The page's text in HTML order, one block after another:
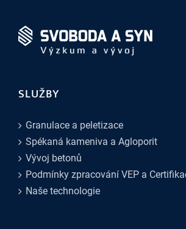
SLUŽBY
Granulace a peletizace
Spékaná kameniva a Agloporit
Vývoj betonů
Podmínky zpracování VEP a
Naše technologie